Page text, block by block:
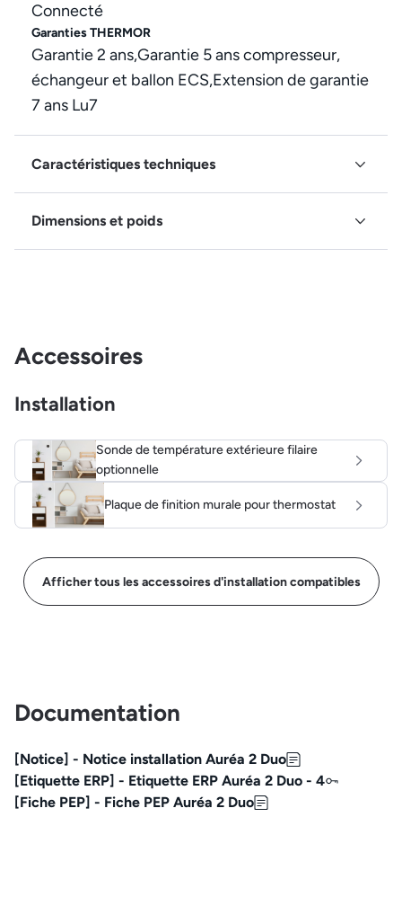
Connecté
Garanties THERMOR
Garantie 2 ans,Garantie 5 ans compresseur,
échangeur et ballon ECS,Extension de garantie
7 ans Lu7
Caractéristiques techniques
Dimensions et poids
Accessoires
Installation
Sonde de température extérieure filaire
optionnelle
Plaque de finition murale pour thermostat
Afficher tous les accessoires d'installation compatibles
Documentation
[Notice] - Notice installation Auréa 2 Duo
[Etiquette ERP] - Etiquette ERP Auréa 2 Duo - 4
[Fiche PEP] - Fiche PEP Auréa 2 Duo